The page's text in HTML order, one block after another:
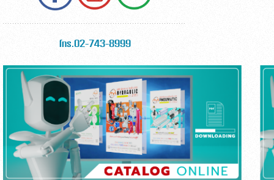
โทร.02-743-8999